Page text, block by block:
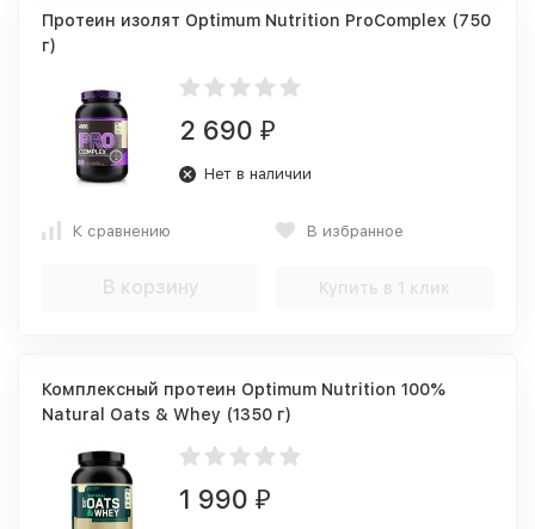
Протеин изолят Optimum Nutrition ProComplex (750
г)
2 690 ₽
Нет в наличии
К сравнению В избранное
В корзину Купить в 1 клик
Комплексный протеин Optimum Nutrition 100%
Natural Oats & Whey (1350 г)
1 990 ₽